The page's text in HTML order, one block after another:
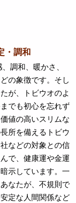
・調和
調和、暖かさ、
の象徴です。そし
が、トビウオのよ
でも初心を忘れず
値の高いスリムな
所を備えるトビウ
などの対象との信
で、健康運や金運
示しています。一
なたが、不規則で
定な人間関係など